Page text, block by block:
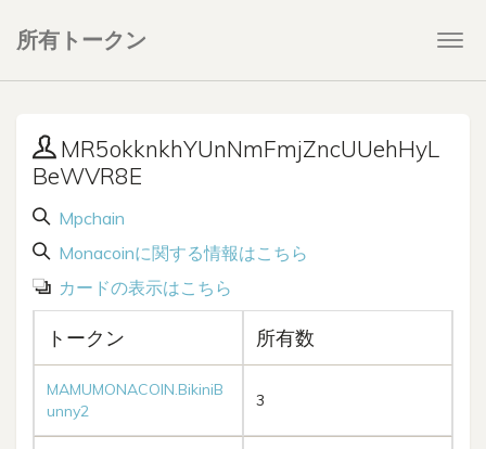
所有トークン
MR5okknkhYUnNmFmjZncUUehHyL
BeWVR8E
Mpchain
Monacoinに関する情報はこちら
カードの表示はこちら
トークン 所有数
MAMUMONACOIN.BikiniB
unny2
3